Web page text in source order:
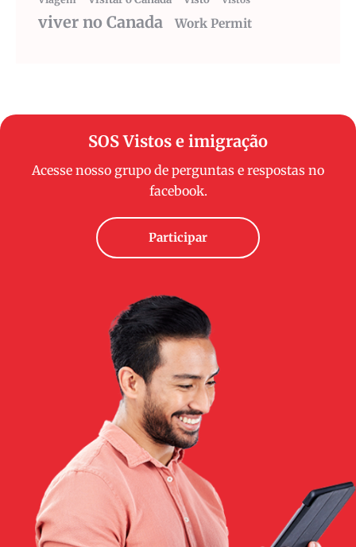
viver no Canada Work Permit
SOS Vistos e imigração
Acesse nosso grupo de perguntas e respostas no
facebook.
Participar